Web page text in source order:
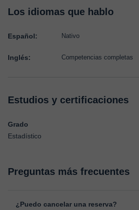
Los idiomas que hablo
Español: Nativo
Inglés: Competencias completas
Estudios y certificaciones
Grado
Estadístico
Preguntas más frecuentes
¿Puedo cancelar una reserva?